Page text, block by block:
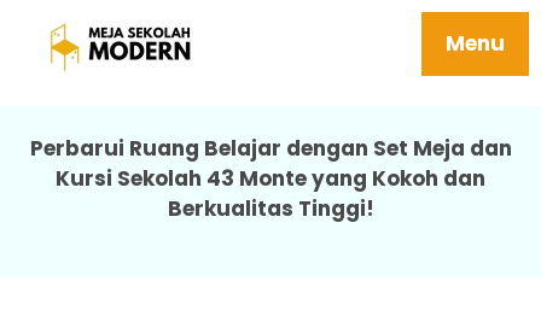
Menu
Meja Bangku Sekolah Tersedia Ukuran Sd
Smp Sma Mudah Perawatan 43 Monte
Perbarui Ruang Belajar dengan Set Meja dan
Kursi Sekolah 43 Monte yang Kokoh dan
Berkualitas Tinggi!